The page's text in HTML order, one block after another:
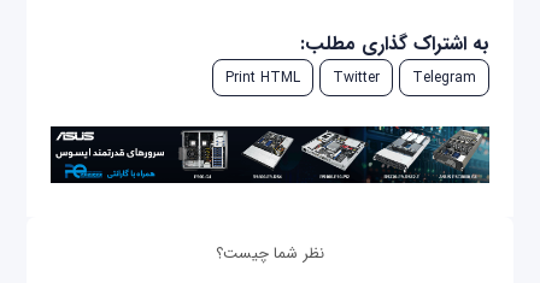
به اشتراک گذاری مطلب:
Telegram
Twitter
Print HTML
نظر شما چیست؟